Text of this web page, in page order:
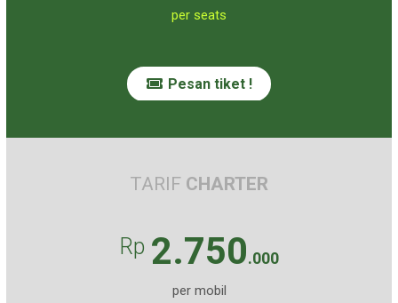
per seats
Pesan tiket !
TARIF CHARTER
Rp 2.750.000
per mobil